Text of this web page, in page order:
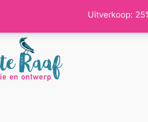
Uitverkoop: